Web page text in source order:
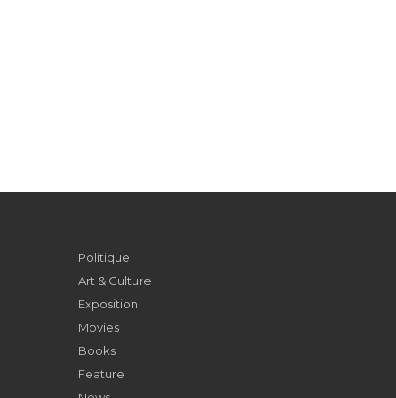
Politique
Art & Culture
Exposition
Movies
Books
Feature